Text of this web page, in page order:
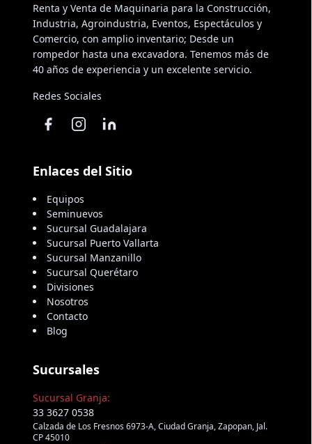
Renta y Venta de Maquinaria para la Construcción,
Industria, Agroindustria, Eventos, Espectáculos y
Comercio, con amplio inventario; Desde un
rompedor hasta una excavadora. Tenemos más de
40 años de experiencia y un excelente servicio.
Redes Sociales
Enlaces del Sitio
Equipos
Seminuevos
Sucursal Guadalajara
Sucursal Puerto Vallarta
Sucursal Manzanillo
Sucursal Querétaro
Divisiones
Nosotros
Contacto
Blog
Sucursales
Sucursal Granja:
33 3627 0538
Calzada de Los Fresnos 6973-A, Ciudad Granja, Zapopan, Jal.
CP 45010